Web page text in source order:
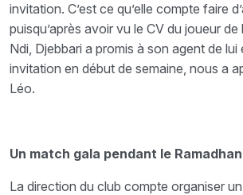
invitation. C’est ce qu’elle compte faire
puisqu’après avoir vu le CV du joueur
Ndi, Djebbari a promis à son agent de
invitation en début de semaine, nous a
Léo.
Un match gala pendant le Ramadhan
La direction du club compte organiser